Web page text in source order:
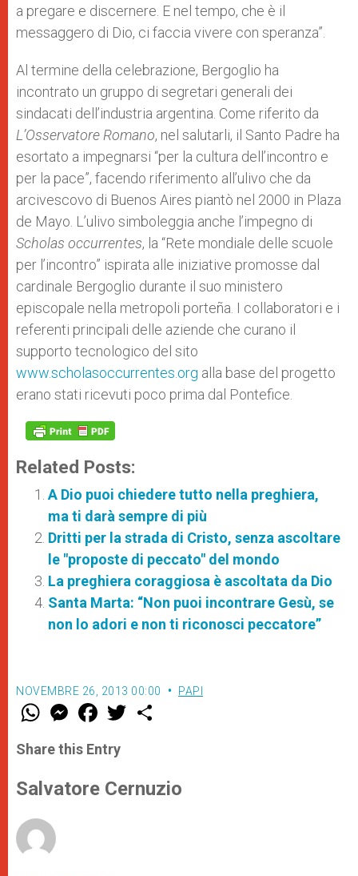
a pregare e discernere. E nel tempo, che è il
messaggero di Dio, ci faccia vivere con speranza”.
Al termine della celebrazione, Bergoglio ha
incontrato un gruppo di segretari generali dei
sindacati dell’industria argentina. Come riferito da
L’Osservatore Romano, nel salutarli, il Santo Padre ha
esortato a impegnarsi “per la cultura dell’incontro e
per la pace”, facendo riferimento all’ulivo che da
arcivescovo di Buenos Aires piantò nel 2000 in Plaza
de Mayo. L’ulivo simboleggia anche l’impegno di
Scholas occurrentes, la “Rete mondiale delle scuole
per l’incontro” ispirata alle iniziative promosse dal
cardinale Bergoglio durante il suo ministero
episcopale nella metropoli porteña. I collaboratori e i
referenti principali delle aziende che curano il
supporto tecnologico del sito
www.scholasoccurrentes.org alla base del progetto
erano stati ricevuti poco prima dal Pontefice.
Related Posts:
A Dio puoi chiedere tutto nella preghiera,
ma ti darà sempre di più
Dritti per la strada di Cristo, senza ascoltare
le "proposte di peccato" del mondo
La preghiera coraggiosa è ascoltata da Dio
Santa Marta: “Non puoi incontrare Gesù, se
non lo adori e non ti riconosci peccatore”
NOVEMBRE 26, 2013 00:00 PAPI
W
t
s
p
p
M
e
s
e
g
e
F
a
e
b
o
k
w
r
Share this Entry
Salvatore Cernuzio